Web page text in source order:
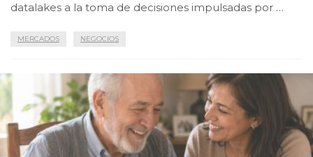
datalakes a la toma de decisiones impulsadas por …
MERCADOS NEGOCIOS